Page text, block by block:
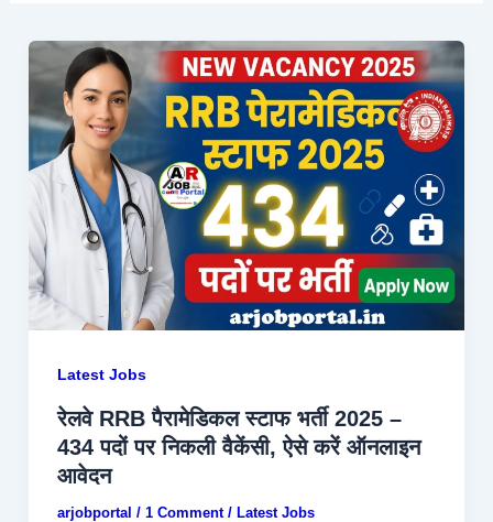
Latest Jobs
रेलवे RRB पैरामेडिकल स्टाफ भर्ती 2025 –
434 पदों पर निकली वैकेंसी, ऐसे करें ऑनलाइन
आवेदन
arjobportal / 1 Comment / Latest Jobs